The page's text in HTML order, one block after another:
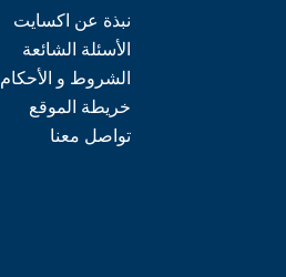
نبذة عن اكسايت
الأسئلة الشائعة
الشروط و الأحكام
خريطة الموقع
تواصل معنا